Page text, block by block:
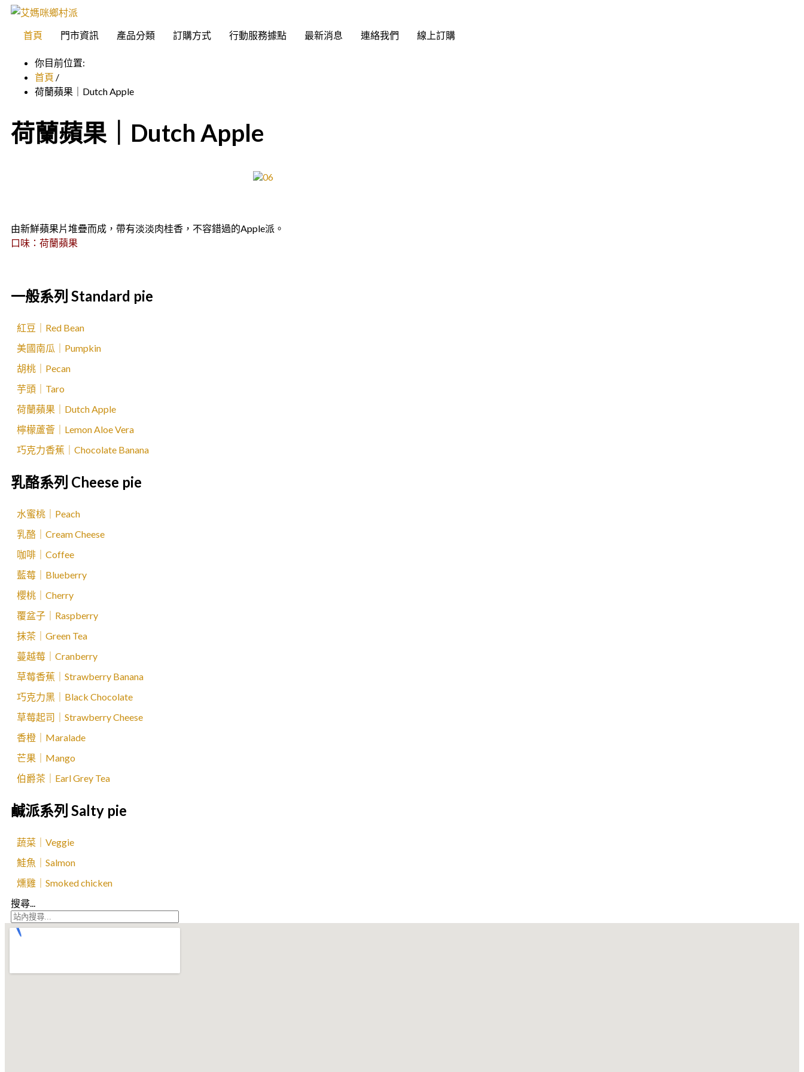
首頁 門市資訊 產品分類 訂購方式 行動服務據點 最新消息 連絡我們 線上訂購
你目前位置:
首頁 /
荷蘭蘋果｜Dutch Apple
荷蘭蘋果｜Dutch Apple
由新鮮蘋果片堆疊而成，帶有淡淡肉桂香，不容錯過的Apple派。
口味：荷蘭蘋果
一般系列 Standard pie
紅豆｜Red Bean
美國南瓜｜Pumpkin
胡桃｜Pecan
芋頭｜Taro
荷蘭蘋果｜Dutch Apple
檸檬蘆薈｜Lemon Aloe Vera
巧克力香蕉｜Chocolate Banana
乳酪系列 Cheese pie
水蜜桃｜Peach
乳酪｜Cream Cheese
咖啡｜Coffee
藍莓｜Blueberry
櫻桃｜Cherry
覆盆子｜Raspberry
抹茶｜Green Tea
蔓越莓｜Cranberry
草莓香蕉｜Strawberry Banana
巧克力黑｜Black Chocolate
草莓起司｜Strawberry Cheese
香橙｜Maralade
芒果｜Mango
伯爵茶｜Earl Grey Tea
鹹派系列 Salty pie
蔬菜｜Veggie
鮭魚｜Salmon
燻雞｜Smoked chicken
搜尋...